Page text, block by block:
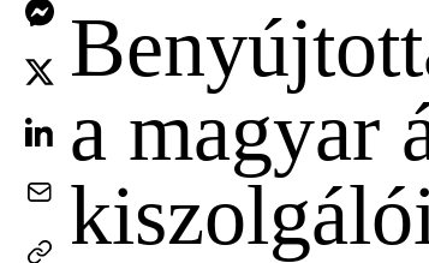
a magyar